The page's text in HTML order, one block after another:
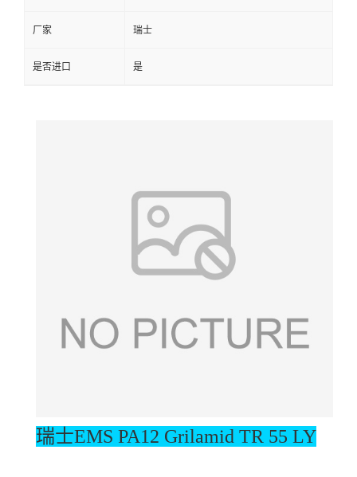
厂家 瑞士
是否进口 是
瑞士EMS PA12 Grilamid TR 55 LY